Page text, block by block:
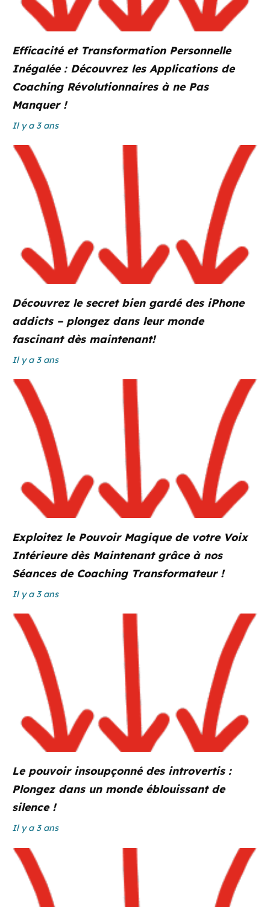
Efficacité et Transformation Personnelle
Inégalée : Découvrez les Applications de
Coaching Révolutionnaires à ne Pas
Manquer !
Il y a 3 ans
Découvrez le secret bien gardé des iPhone
addicts – plongez dans leur monde
fascinant dès maintenant!
Il y a 3 ans
Exploitez le Pouvoir Magique de votre Voix
Intérieure dès Maintenant grâce à nos
Séances de Coaching Transformateur !
Il y a 3 ans
Le pouvoir insoupçonné des introvertis :
Plongez dans un monde éblouissant de
silence !
Il y a 3 ans